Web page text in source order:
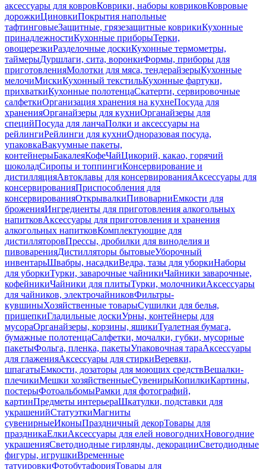
аксессуары для ковровКоврики, наборы ковриковКовровые
дорожкиЦиновкиПокрытия напольные
тафтинговыеЗащитные, грязезащитные коврикиКухонные
принадлежностиКухонные приборыТерки,
овощерезкиРазделочные доскиКухонные термометры,
таймерыДуршлаги, сита, воронкиФормы, приборы для
приготовленияМолотки для мяса, тендерайзерыКухонные
мелочиМискиКухонный текстильКухонные фартуки,
прихваткиКухонные полотенцаСкатерти, сервировочные
салфеткиОрганизация хранения на кухнеПосуда для
храненияОрганайзеры для кухниОрганайзеры для
специйПосуда для ланчаПолки и аксессуары на
рейлингиРейлинги для кухниОдноразовая посуда,
упаковкаВакуумные пакеты,
контейнерыБакалеяКофеЧайЦикорий, какао, горячий
шоколадСиропы и топпингиКонсервирование и
дистилляцияАвтоклавы для консервированияАксессуары для
консервированияПриспособления для
консервированияОткрывалкиПивоварниЕмкости для
броженияИнгредиенты для приготовления алкогольных
напитковАксессуары для приготовления и хранения
алкогольных напитковКомплектующие для
дистилляторовПрессы, дробилки для виноделия и
пивоваренияДистилляторы бытовыеУборочный
инвентарьШвабры, насадкиВедра, тазы для уборкиНаборы
для уборкиТурки, заварочные чайникиЧайники заварочные,
кофейникиЧайники для плитыТурки, молочникиАксессуары
для чайников, электрочайниковФильтры-
кувшиныХозяйственные товарыСушилки для белья,
прищепкиГладильные доскиУрны, контейнеры для
мусораОрганайзеры, корзины, ящикиТуалетная бумага,
бумажные полотенцаСалфетки, мочалки, губки, мусорные
пакетыФольга, пленка, пакетыУпаковочная тараАксессуары
для глаженияАксессуары для стиркиВеревки,
шпагатыЕмкости, дозаторы для моющих средствВешалки-
плечикиМешки хозяйственныеСувенирыКопилкиКартины,
постерыФотоальбомыРамки для фотографий,
картинПредметы интерьераШкатулки, подставки для
украшенийСтатуэткиМагниты
сувенирныеИконыПраздничный декорТовары для
праздникаЕлкиАксессуары для елей новогоднихНовогодние
украшенияСветодиодные гирлянды, декорацииСветодиодные
фигуры, игрушкиВременные
татуировкиФотобутафорияТовары для